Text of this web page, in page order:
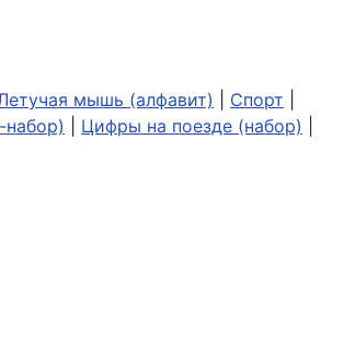
мышь (алфавит) Спорт
Цифры на поезде (набор)